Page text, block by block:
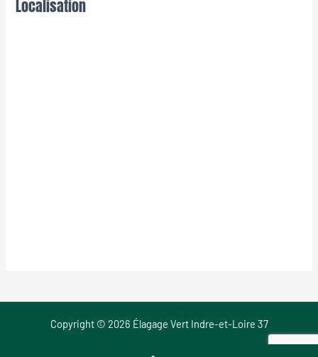
Localisation
Copyright © 2026 Élagage Vert Indre-et-Loire 37